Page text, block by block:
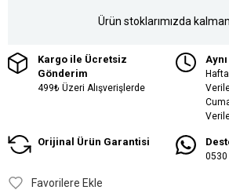
Ürün stoklarımızda
Kargo ile Ücretsiz
Gönderim
499₺ Üzeri Alışverişlerde
Orijinal Ürün Garantisi
Favorilere Ekle